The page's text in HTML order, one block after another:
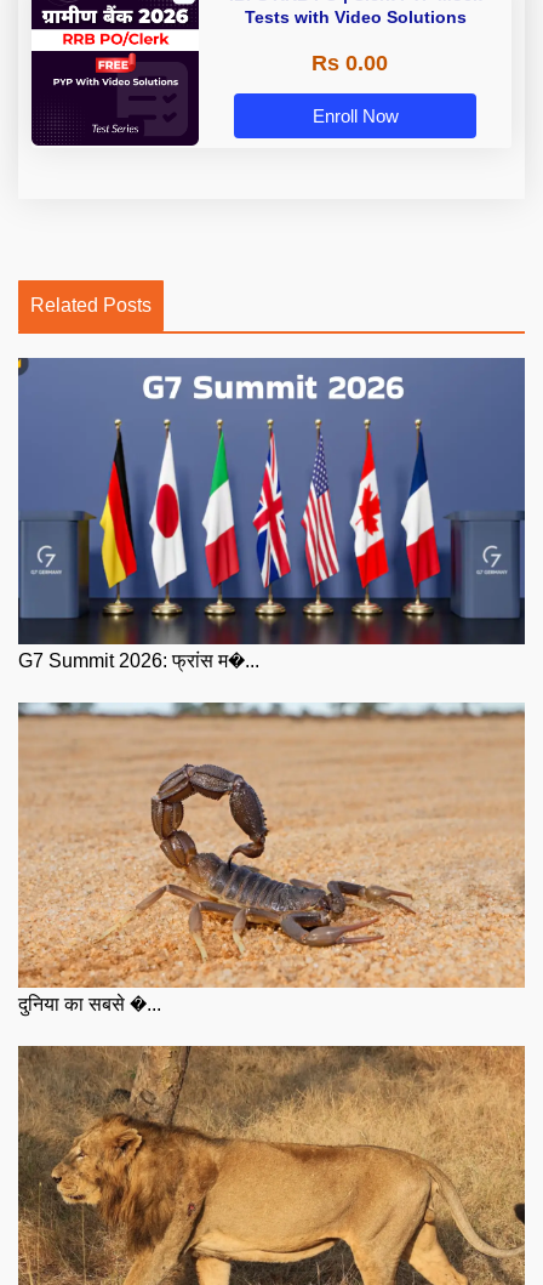
Tests with Video Solutions
Rs 0.00
Enroll Now
Related Posts
G7 Summit 2026: फ्रांस म�...
दुनिया का सबसे �...